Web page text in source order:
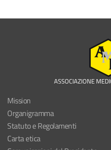
ASSOCIAZIONE
Mission
Organigramma
Statuto e Regolamenti
Carta etica